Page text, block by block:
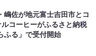
嶋佐が地元富士吉田市とコ
コーヒーがふるさと納税
ふる」で受付開始